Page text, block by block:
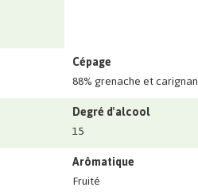
Cépage
88% grenache et carignan
Degré d'alcool
15
Arômatique
Fruité